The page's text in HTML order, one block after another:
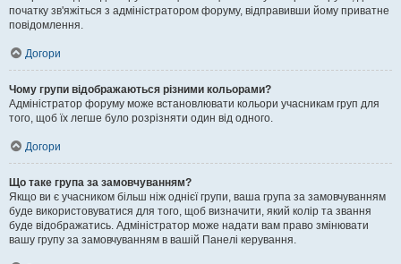
початку зв'яжіться з адміністратором форуму, відправивши йому приватне
повідомлення.
Догори
Чому групи відображаються різними кольорами?
Адміністратор форуму може встановлювати кольори учасникам груп для
того, щоб їх легше було розрізняти один від одного.
Догори
Що таке група за замовчуванням?
Якщо ви є учасником більш ніж однієї групи, ваша група за замовчуванням
буде використовуватися для того, щоб визначити, який колір та звання
буде відображатись. Адміністратор може надати вам право змінювати
вашу групу за замовчуванням в вашій Панелі керування.